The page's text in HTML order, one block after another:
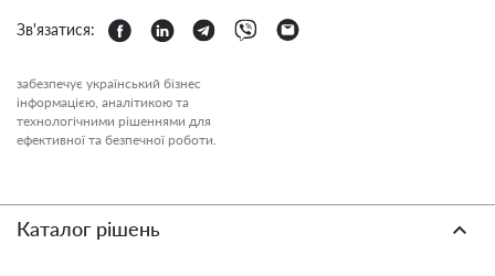
Зв'язатися:
забезпечує український бізнес
інформацією, аналітикою та
технологічними рішеннями для
ефективної та безпечної роботи.
Каталог рішень